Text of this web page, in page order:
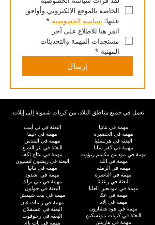
عليها: سياسة الخصوصية *
المهنية *
إرسال
نعمل في جميع مناطق البلاد، من كريات شمونة إلى إيلات.
مهمة في نتانيا
مهمة في الخضيرة
البعثة في هرتسليا
مهمة في كفر سابا
مهمة في موديين مكابيم ريؤوت
البعثة في تل أبيب
مهمة في حيفا
مهمة في القدس
البعثة في بئر السبع
مهمة في بيتاح تكفا
مهمة في اللد
مهمة في الرملة
مهمة في الناصرة
البعثة في رعنانا
مهمة في موديعين العليا
البعثة في ريشون لتسيون
مهمة في نتانيا
مهمة في أشدود
مهمة في بني براك
البعثة في حولون
مهمة في بيت شيمش
مهمة في عكا
مهمة في إلاد
مهمة في هود هشارون
البعثة في كريات موتسكين
مهمة في هاريش
مهمة في رامات غان
البعثة في عسقلان
البعثة في رحوفوت
مهمة في بات يام